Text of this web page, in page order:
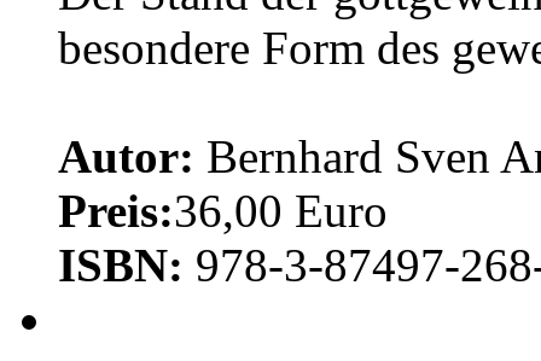
besondere Form des
Autor: Bernhard Sven
Preis:36,00 Euro
ISBN: 978-3-87497-